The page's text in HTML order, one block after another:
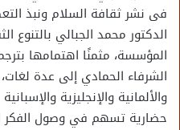
فى نشر ثقافة السلام ونبذ
الدكتور محمد الجبالي بالتنوع
المؤسسة، مثمنًا اهتمامها
الشرفاء الحمادي إلى عدة لغات،
والألمانية والإنجليزية
حضارية تسهم في وصول الفكر